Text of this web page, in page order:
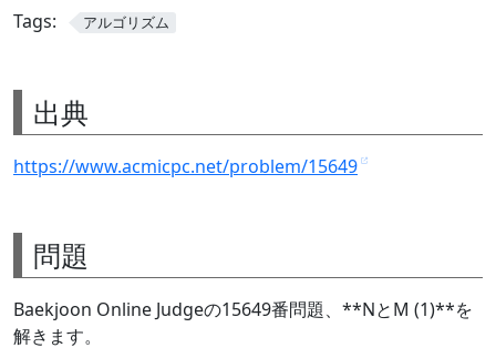
Tags: アルゴリズム
出典
https://www.acmicpc.net/problem/15649
問題
Baekjoon Online Judgeの15649番問題、**NとM (1)**を
解きます。